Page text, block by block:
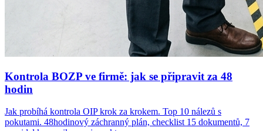
Kontrola BOZP ve firmě: jak se připravit za 48
hodin
Jak probíhá kontrola OIP krok za krokem. Top 10 nálezů s
pokutami. 48hodinový záchranný plán, checklist 15 dokumentů, 7